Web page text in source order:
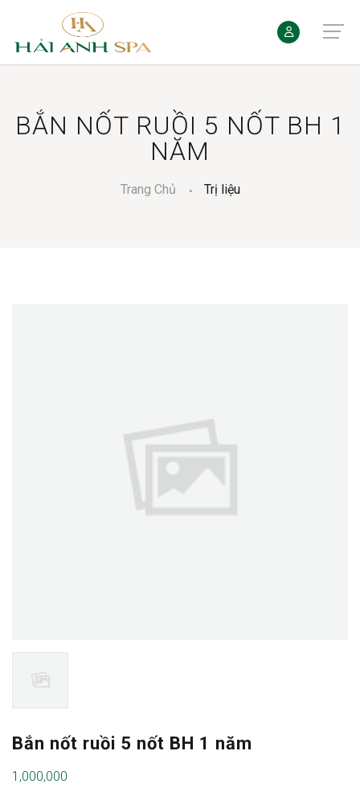
BẮN NỐT RUỒI 5 NỐT BH 1
NĂM
Trang Chủ Trị liệu
Bắn nốt ruồi 5 nốt BH 1 năm
1,000,000